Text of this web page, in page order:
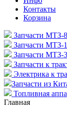
Контакты
Корзина
Запчасти МТЗ-
Запчасти МТЗ-
Запчасти МТЗ-
Запчасти к
Электрика к
Запчасти из
Топливная
Главная